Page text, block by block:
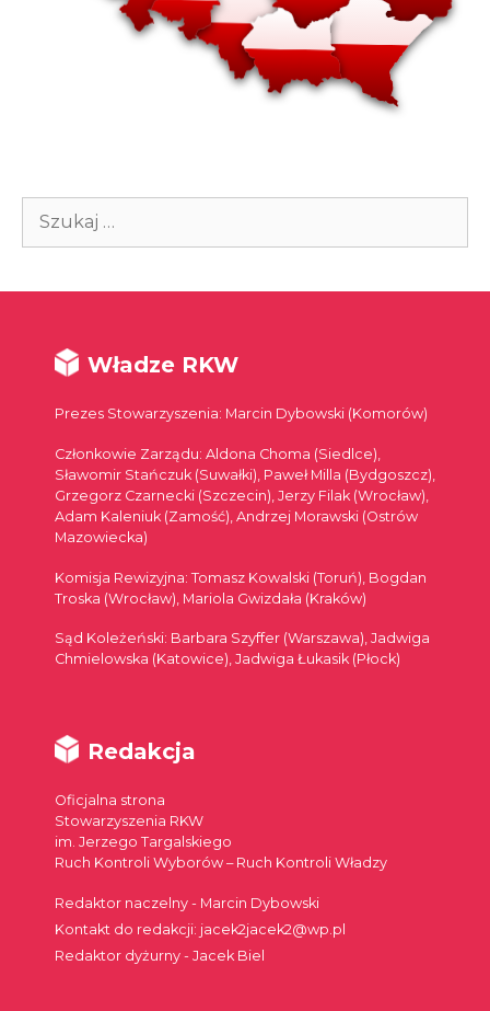
Szukaj:
Władze RKW
Prezes Stowarzyszenia: Marcin Dybowski (Komorów)
Członkowie Zarządu: Aldona Choma (Siedlce),
Sławomir Stańczuk (Suwałki), Paweł Milla (Bydgoszcz),
Grzegorz Czarnecki (Szczecin), Jerzy Filak (Wrocław),
Adam Kaleniuk (Zamość), Andrzej Morawski (Ostrów
Mazowiecka)
Komisja Rewizyjna: Tomasz Kowalski (Toruń), Bogdan
Troska (Wrocław), Mariola Gwizdała (Kraków)
Sąd Koleżeński: Barbara Szyffer (Warszawa), Jadwiga
Chmielowska (Katowice), Jadwiga Łukasik (Płock)
Redakcja
Oficjalna strona
Stowarzyszenia RKW
im. Jerzego Targalskiego
Ruch Kontroli Wyborów – Ruch Kontroli Władzy
Redaktor naczelny - Marcin Dybowski
Kontakt do redakcji: jacek2jacek2@wp.pl
Redaktor dyżurny - Jacek Biel